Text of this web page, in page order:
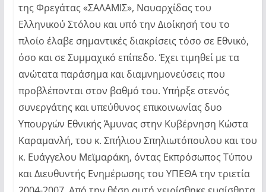
της Φρεγάτας «ΣΑΛΑΜΙΣ», Ναυαρχίδας του
Ελληνικού Στόλου και υπό την Διοίκησή του το
πλοίο έλαβε σημαντικές διακρίσεις τόσο σε Εθνικό,
όσο και σε Συμμαχικό επίπεδο. Έχει τιμηθεί με τα
ανώτατα παράσημα και διαμνημονεύσεις που
προβλέπονται στον βαθμό του. Υπήρξε στενός
συνεργάτης και υπεύθυνος επικοινωνίας δυο
Υπουργών Εθνικής Άμυνας στην Κυβέρνηση Κώστα
Καραμανλή, του κ. Σπήλιου Σπηλιωτόπουλου και του
κ. Ευάγγελου Μεϊμαράκη, όντας Εκπρόσωπος Τύπου
και Διευθυντής Ενημέρωσης του ΥΠΕΘΑ την τριετία